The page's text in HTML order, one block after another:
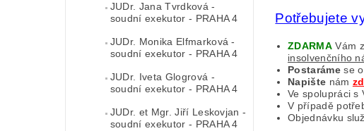
JUDr. Jana Tvrdková -
soudní exekutor - PRAHA 4
JUDr. Monika Elfmarková -
soudní exekutor - PRAHA 4
JUDr. Iveta Glogrová -
soudní exekutor - PRAHA 4
JUDr. et Mgr. Jiří Leskovjan -
soudní exekutor - PRAHA 4
Potřebujete
ZDARMAVám
insolvenčního
Postarámese o
Napište nám
Ve spolupráci s
V případě
Objednávku